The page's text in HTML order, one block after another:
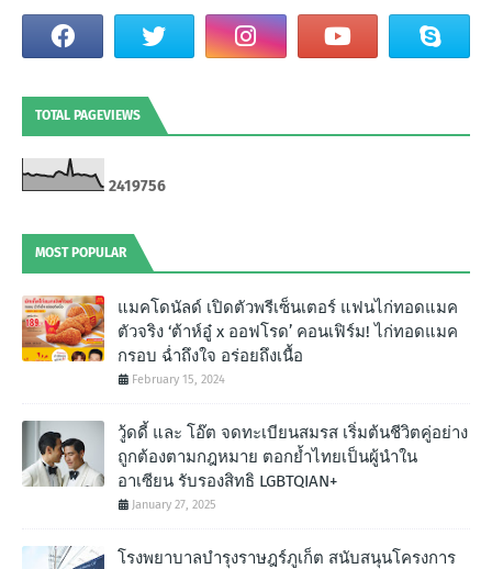
TOTAL PAGEVIEWS
2419756
MOST POPULAR
แมคโดนัลด์ เปิดตัวพรีเซ็นเตอร์ แฟนไก่ทอดแมค
ตัวจริง ‘ต้าห์อู๋ x ออฟโรด’ คอนเฟิร์ม! ไก่ทอดแมค
กรอบ ฉํ่าถึงใจ อร่อยถึงเนื้อ
February 15, 2024
วู้ดดี้ และ โอ๊ต จดทะเบียนสมรส เริ่มต้นชีวิตคู่อย่าง
ถูกต้องตามกฎหมาย ตอกย้ำไทยเป็นผู้นำใน
อาเซียน รับรองสิทธิ LGBTQIAN+
January 27, 2025
โรงพยาบาลบำรุงราษฎร์ภูเก็ต สนับสนุนโครงการ